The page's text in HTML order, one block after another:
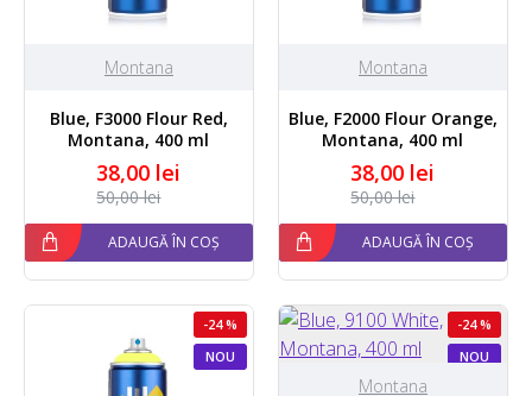
Montana
Blue, F3000 Flour Red,
Montana, 400 ml
38,00 lei
50,00 lei
ADAUGĂ ÎN COȘ
Montana
Blue, F2000 Flour Orange,
Montana, 400 ml
38,00 lei
50,00 lei
ADAUGĂ ÎN COȘ
NOU
-24 %
NOU
-24 %
Montana